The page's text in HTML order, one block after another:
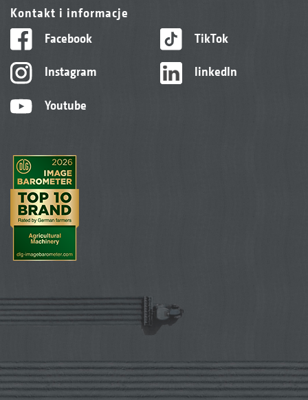
Kontakt i informacje
Facebook
Instagram
Youtube
TikTok
linkedIn